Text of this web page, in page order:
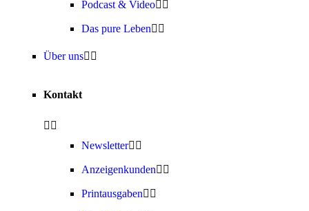
Podcast & Video
Das pure Leben
Über uns
Kontakt
Newsletter
Anzeigenkunden
Printausgaben